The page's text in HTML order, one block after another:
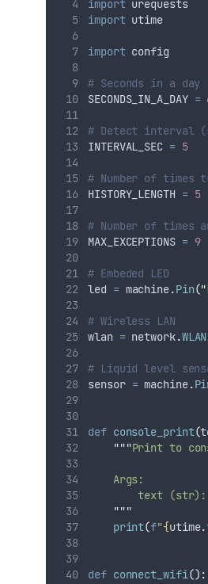
import urequests
import utime
import config
# Seconds in a day
SECONDS_IN_A_DAY =
# Detect interval
INTERVAL_SEC = 5
# Number of
HISTORY_LENGTH = 5
# Number of times
MAX_EXCEPTIONS = 9
# Embeded LED
led = machine.Pin("
# Wireless LAN
wlan = network.WLAN
# Liquid level
sensor = machine.
def console_print(
"""Print to
    Args:
text
"""
print(f"{utime.
def connect_wifi():